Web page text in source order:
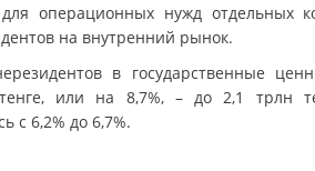
операционных нужд отдельных
на внутренний рынок.
в государственные
или на 8,7%, – до 2,1 трлн
с 6,2% до 6,7%.